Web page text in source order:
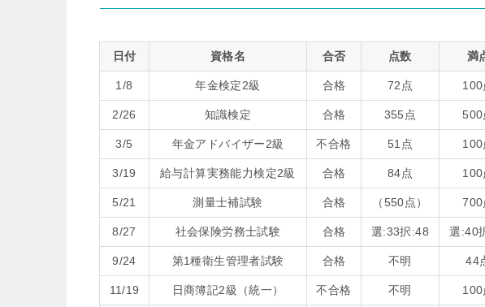
日付 資格名 合否 点数 満
1/8 年金検定2級 合格 72点 100
2/26 知識検定 合格 355点 500
3/5 年金アドバイザー2級 不合格 51点 100
3/19 給与計算実務能力検定2級 合格 84点 100
5/21 測量士補試験 合格 （550点） 700
8/27 社会保険労務士試験 合格 選:33択:48 選:40
9/24 第1種衛生管理者試験 合格 不明 44
11/19 日商簿記2級（統一） 不合格 不明 100